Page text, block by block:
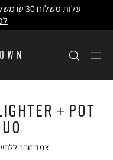
עלות משלוח 30 ₪ משלוח חינם ברכישה ב-249 ₪ ומעלה -
+ Pot
צמד זוהר